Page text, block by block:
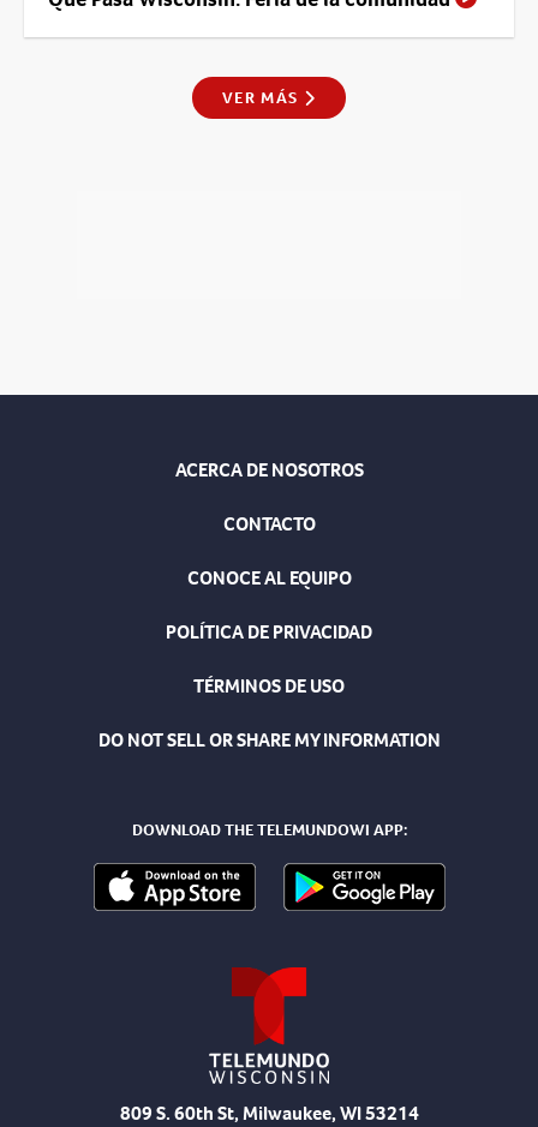
VER MÁS
ACERCA DE NOSOTROS
CONTACTO
CONOCE AL EQUIPO
POLÍTICA DE PRIVACIDAD
TÉRMINOS DE USO
DO NOT SELL OR SHARE MY INFORMATION
DOWNLOAD THE TELEMUNDOWI APP:
809 S. 60th St, Milwaukee, WI 53214